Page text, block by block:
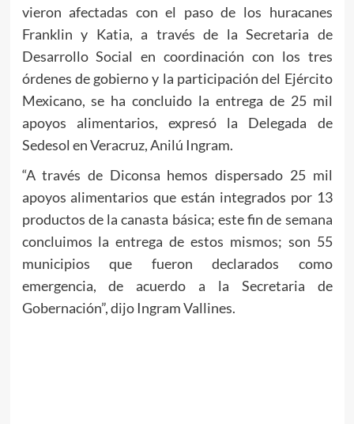
vieron afectadas con el paso de los huracanes
Franklin y Katia, a través de la Secretaria de
Desarrollo Social en coordinación con los tres
órdenes de gobierno y la participación del Ejército
Mexicano, se ha concluido la entrega de 25 mil
apoyos alimentarios, expresó la Delegada de
Sedesol en Veracruz, Anilú Ingram.
“A través de Diconsa hemos dispersado 25 mil
apoyos alimentarios que están integrados por 13
productos de la canasta básica; este fin de semana
concluimos la entrega de estos mismos; son 55
municipios que fueron declarados como
emergencia, de acuerdo a la Secretaria de
Gobernación”, dijo Ingram Vallines.